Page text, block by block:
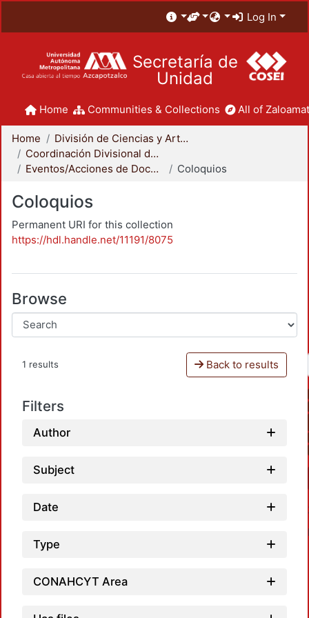
Log In
Secretaría de
Unidad
Home Communities & Collections All of
Home
División de Ciencias y Artes para el Diseño
Coordinación Divisional de Docencia
Eventos/Acciones de Docencia
Coloquios
Coloquios
Permanent URI for this collection
https://hdl.handle.net/11191/8075
Browse
1 results Back to results
Filters
Author
Subject
Date
Type
CONAHCYT Area